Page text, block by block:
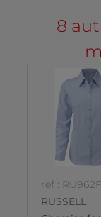
8
ref : RU962F
RUSSELL